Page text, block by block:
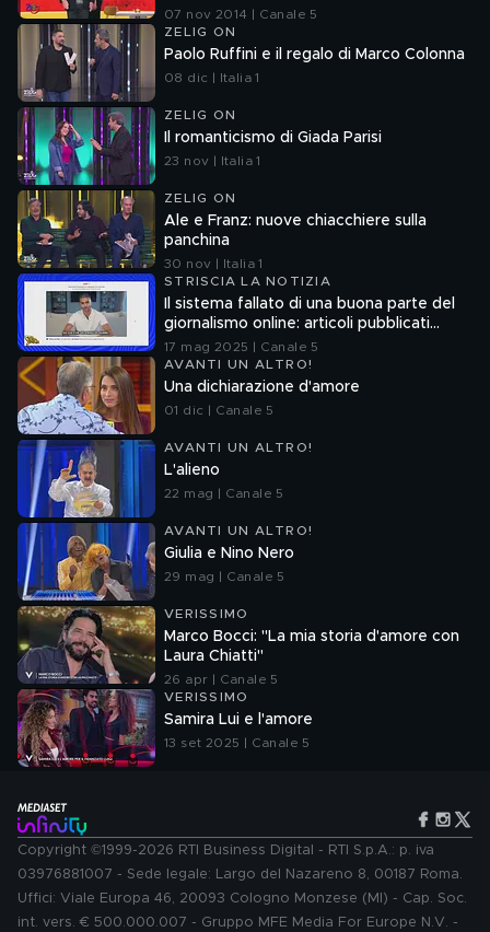
07 nov 2014 | Canale 5
ZELIG ON
Paolo Ruffini e il regalo di Marco Colonna
08 dic | Italia 1
ZELIG ON
Il romanticismo di Giada Parisi
23 nov | Italia 1
ZELIG ON
Ale e Franz: nuove chiacchiere sulla
panchina
30 nov | Italia 1
STRISCIA LA NOTIZIA
Il sistema fallato di una buona parte del
giornalismo online: articoli pubblicati
senza la verifica delle fonti
17 mag 2025 | Canale 5
AVANTI UN ALTRO!
Una dichiarazione d'amore
01 dic | Canale 5
AVANTI UN ALTRO!
L'alieno
22 mag | Canale 5
AVANTI UN ALTRO!
Giulia e Nino Nero
29 mag | Canale 5
VERISSIMO
Marco Bocci: "La mia storia d'amore con
Laura Chiatti"
26 apr | Canale 5
VERISSIMO
Samira Lui e l'amore
13 set 2025 | Canale 5
Copyright ©1999-2026 RTI Business Digital - RTI S.p.A.: p. iva
03976881007 - Sede legale: Largo del Nazareno 8, 00187 Roma.
Uffici: Viale Europa 46, 20093 Cologno Monzese (MI) - Cap. Soc.
int. vers. € 500.000.007 - Gruppo MFE Media For Europe N.V. -